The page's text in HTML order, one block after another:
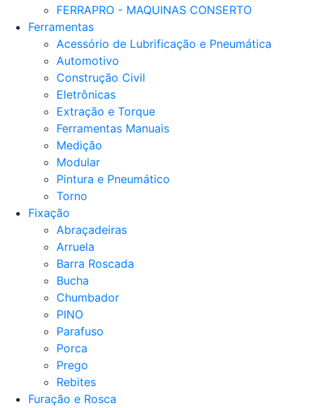
FERRAPRO - MAQUINAS CONSERTO
Ferramentas
Acessório de Lubrificação e Pneumática
Automotivo
Construção Civil
Eletrônicas
Extração e Torque
Ferramentas Manuais
Medição
Modular
Pintura e Pneumático
Torno
Fixação
Abraçadeiras
Arruela
Barra Roscada
Bucha
Chumbador
PINO
Parafuso
Porca
Prego
Rebites
Furação e Rosca